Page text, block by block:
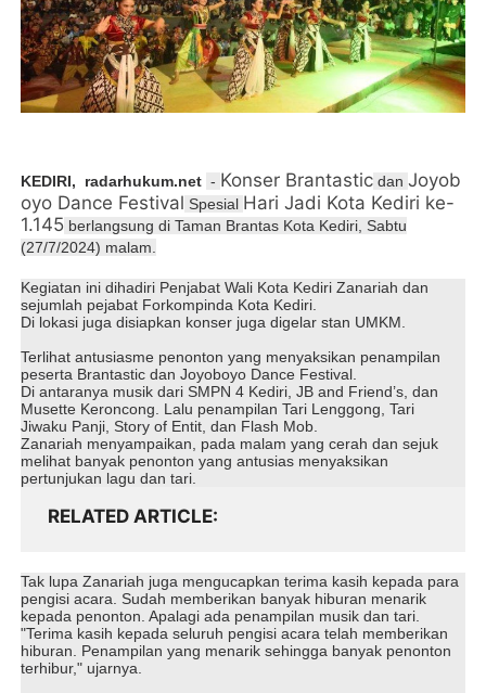
KEDIRI, radarhukum.net - Konser Brantastic dan Joyob
oyo Dance Festival Spesial Hari Jadi Kota Kediri ke-
1.145 berlangsung di Taman Brantas Kota Kediri, Sabtu
(27/7/2024) malam.
Kegiatan ini dihadiri Penjabat Wali Kota Kediri Zanariah dan
sejumlah pejabat Forkompinda Kota Kediri.
Di lokasi juga disiapkan konser juga digelar stan UMKM.
Terlihat antusiasme penonton yang menyaksikan penampilan
peserta Brantastic dan Joyoboyo Dance Festival.
Di antaranya musik dari SMPN 4 Kediri, JB and Friend’s, dan
Musette Keroncong. Lalu penampilan Tari Lenggong, Tari
Jiwaku Panji, Story of Entit, dan Flash Mob.
Zanariah menyampaikan, pada malam yang cerah dan sejuk
melihat banyak penonton yang antusias menyaksikan
pertunjukan lagu dan tari.
RELATED ARTICLE
Tak lupa Zanariah juga mengucapkan terima kasih kepada para
pengisi acara. Sudah memberikan banyak hiburan menarik
kepada penonton. Apalagi ada penampilan musik dan tari.
"Terima kasih kepada seluruh pengisi acara telah memberikan
hiburan. Penampilan yang menarik sehingga banyak penonton
terhibur," ujarnya.